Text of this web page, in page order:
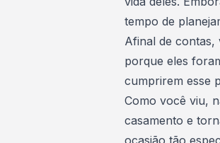
tempo de
Afinal de contas,
porque eles
cumprirem esse
Como você viu,
casamento e
ocasião tão